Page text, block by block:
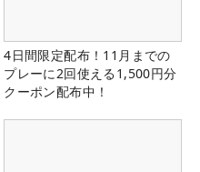
4日間限定配布！11月までの
プレーに2回使える1,500円分
クーポン配布中！